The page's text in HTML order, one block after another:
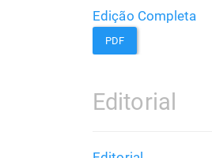
Edição Completa
PDF
Editorial